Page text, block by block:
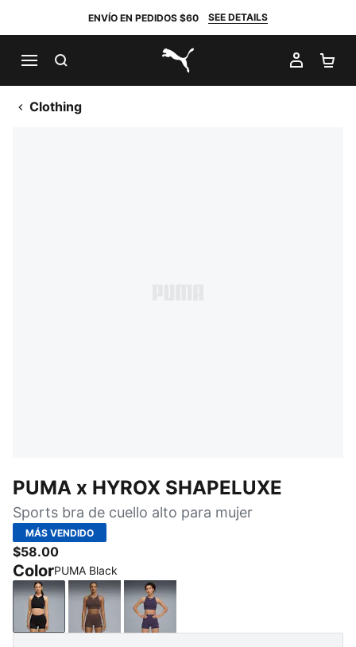
ENVÍO EN PEDIDOS $60 SEE DETAILS
PUMA.com
MI
Clothing
PUMA x HYROX SHAPELUXE
Sports bra de cuello alto para mujer
MÁS VENDIDO
$58.00
ColorPUMA Black
PUMA BlackChocolate Brown
Deep Plum